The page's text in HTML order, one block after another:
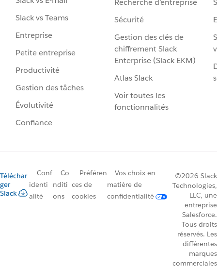
Slack vs Teams
Entreprise
Petite entreprise
Productivité
Gestion des tâches
Évolutivité
Confiance
Recherche d’entreprise
Sécurité
Gestion des clés de
chiffrement Slack
Enterprise (Slack EKM)
Atlas Slack
Voir toutes les
fonctionnalités
Téléchar
ger
Slack
Conf
identi
alité
Co
nditi
ons
Préféren
ces de
cookies
Vos choix en
matière de
confidentialité
©2026 Slack
Technologies,
LLC, une
entreprise
Salesforce.
Tous droits
réservés. Les
différentes
marques
commerciales